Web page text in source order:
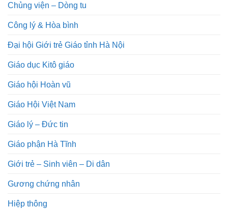
Chủng viện – Dòng tu
Công lý & Hòa bình
Đại hội Giới trẻ Giáo tỉnh Hà Nội
Giáo dục Kitô giáo
Giáo hội Hoàn vũ
Giáo Hội Việt Nam
Giáo lý – Đức tin
Giáo phận Hà Tĩnh
Giới trẻ – Sinh viên – Di dân
Gương chứng nhân
Hiệp thông